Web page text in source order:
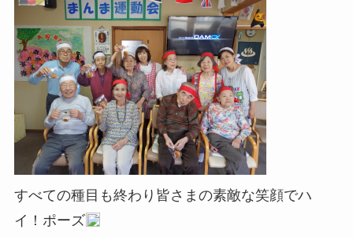
すべての種目も終わり皆さまの素敵な笑顔でハ
イ！ポーズ